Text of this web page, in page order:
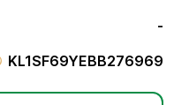
-
KL1SF69YEBB276969